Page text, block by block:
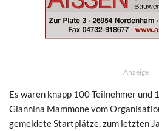
Anzeige
Es waren knapp 100 Teilnehmer und
Giannina Mammone vom
gemeldete Startplätze, zum letzten